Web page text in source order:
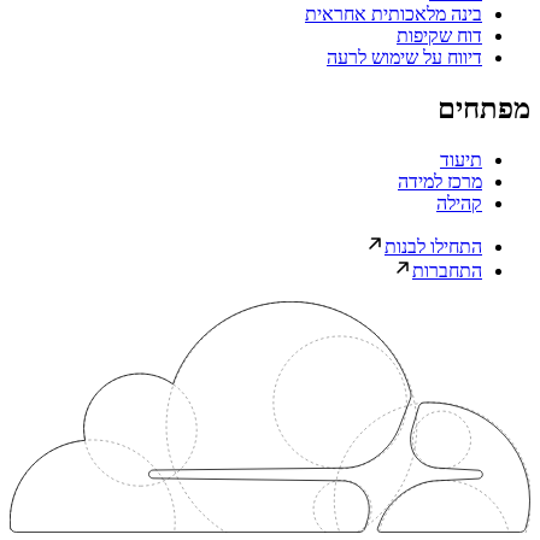
בינה מלאכותית אחראית
דוח שקיפות
דיווח על שימוש לרעה
מפתחים
תיעוד
מרכז למידה
קהילה
התחילו לבנות
התחברות